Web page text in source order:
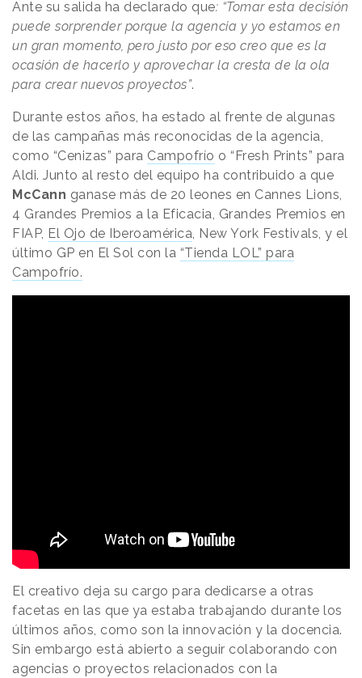
Ante su salida ha declarado que: “Tomar esta decisión
puede sorprender porque la agencia y yo estamos en
un gran momento, pero justo por eso creo que es la
ocasión de hacerlo y aprovechar la cresta de la ola
para crear nuevos proyectos”.
Durante estos años, ha estado al frente de algunas
de las campañas más reconocidas de la agencia,
como “Cenizas” para Campofrío o “Fresh Prints” para
Aldi. Junto al resto del equipo ha contribuido a que
McCann ganase más de 20 leones en Cannes Lions,
4 Grandes Premios a la Eficacia, Grandes Premios en
FIAP, El Ojo de Iberoamérica, New York Festivals, y el
último GP en El Sol con la “Tienda LOL” para
Campofrío.
El creativo deja su cargo para dedicarse a otras
facetas en las que ya estaba trabajando durante los
últimos años, como son la innovación y la docencia.
Sin embargo está abierto a seguir colaborando con
agencias o proyectos relacionados con la